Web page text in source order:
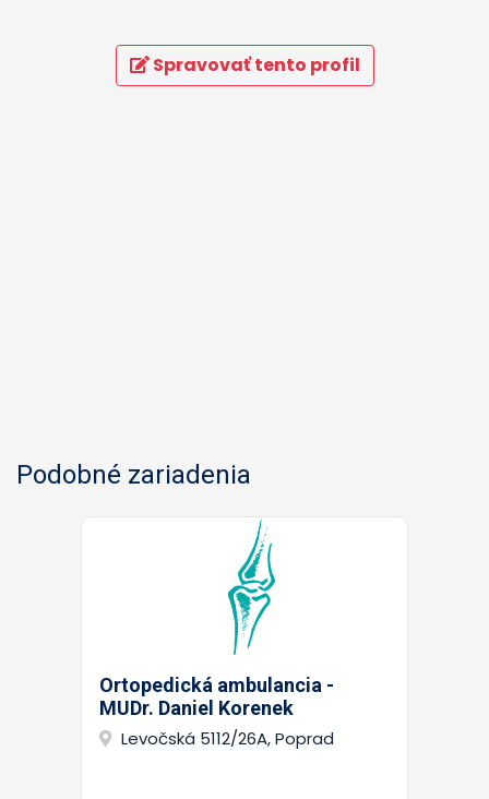
Spravovať tento profil
Podobné zariadenia
Ortopedická ambulancia -
MUDr. Daniel Korenek
Levočská 5112/26A, Poprad